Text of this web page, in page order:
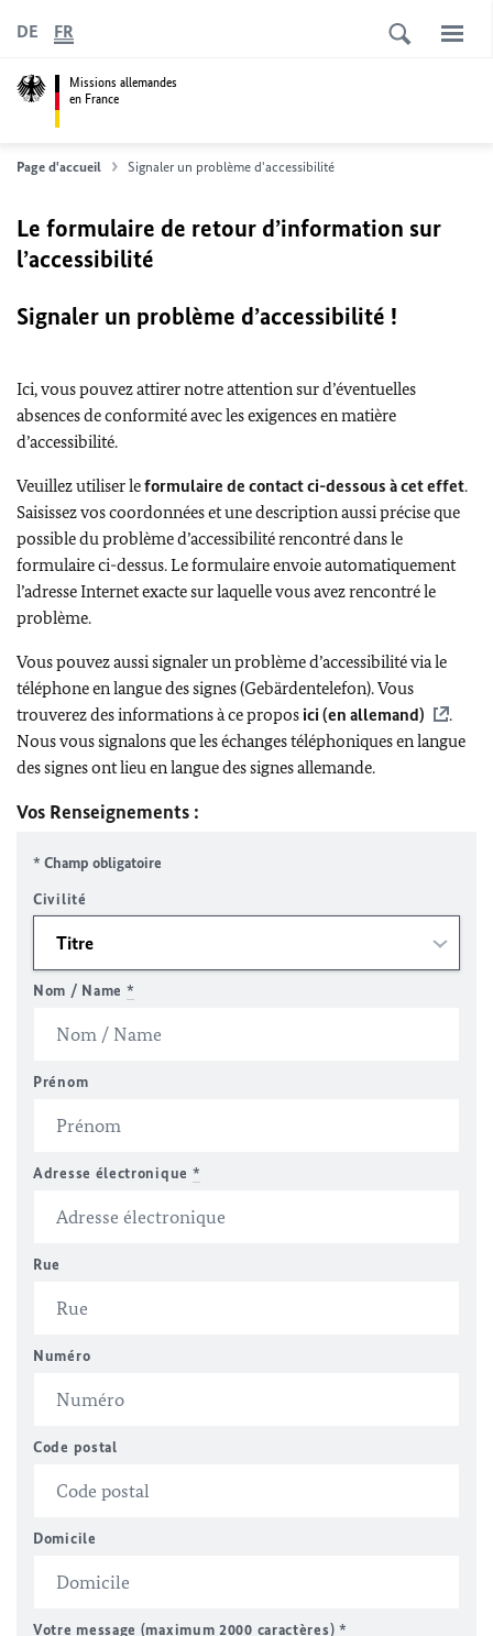
Missions allemandes
en France
DE FR
Page d'accueil Signaler un problème d'accessibilité
Le formulaire de retour d’information sur
l’accessibilité
Signaler un problème d’accessibilité !
Ici, vous pouvez attirer notre attention sur d’éventuelles
absences de conformité avec les exigences en matière
d’accessibilité.
Veuillez utiliser leformulaire de contact ci-dessous à cet effet.
Saisissez vos coordonnées et une description aussi précise que
possible du problème d’accessibilité rencontré dans le
formulaire ci-dessus. Le formulaire envoie automatiquement
l’adresse Internet exacte sur laquelle vous avez rencontré le
problème.
Vous pouvez aussi signaler un problème d’accessibilité via le
téléphone en langue des signes (Gebärdentelefon). Vous
trouverez des informations à ce propos ici (en allemand)
.
Nous vous signalons que les échanges téléphoniques en langue
des signes ont lieu en langue des signes allemande.
Vos Renseignements :
* Champ obligatoire
Civilité
Nom / Name *
Prénom
Adresse électronique *
Rue
Numéro
Code postal
Domicile
Votre message (maximum 2000 caractères) *